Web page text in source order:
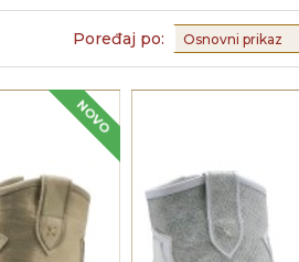
Poređaj po:
NOVO